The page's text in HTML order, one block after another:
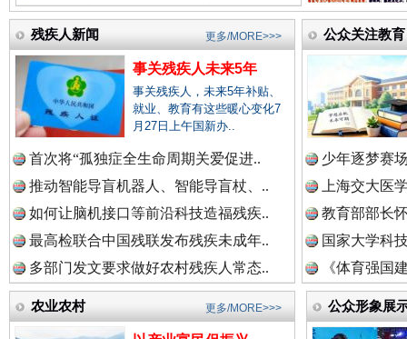
一枚“钉子”竟然扎入要害部门
残疾人新闻
事关残疾人未来5年
事关残疾人，未来5年补贴、
就业、教育有这些暖心变化7
月27日上午国新办..
首次将“孤独症全生命周期关爱促进..
推动智能导盲机器人、智能导盲杖、..
如何让脑机接口等前沿科技造福残疾..
最高检联合中国残联发布残疾未成年..
多部门发文要求做好农村残疾人常态..
更多/MORE>>> 公众关注教育
少年逐梦赛
上海交大医
教育部部长
国家大学科
《体育强国
农业农村 更多/MORE>>> 公众形象展